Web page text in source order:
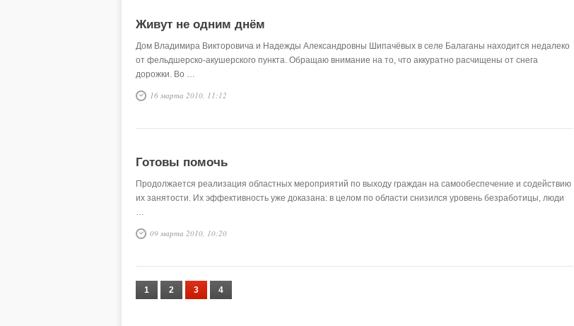
Живут не одним днём
Дом Владимира Викторовича и Надежды Александровны Шипачёвых в селе Балаганы находится недалеко
от фельдшерско-акушерского пункта. Обращаю внимание на то, что аккуратно расчищены от снега
дорожки. Во …
16 марта 2010, 11:12
Готовы помочь
Продолжается реализация областных мероприятий по выходу граждан на самообеспечение и содействию
их занятости. Их эффективность уже доказана: в целом по области снизился уровень безработицы, люди
…
09 марта 2010, 10:20
1 2 3 4